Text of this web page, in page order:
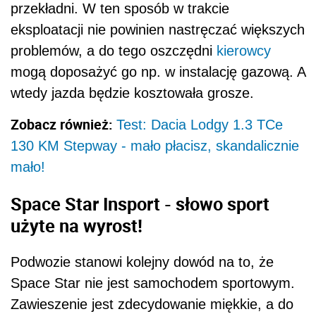
przekładni. W ten sposób w trakcie
eksploatacji nie powinien nastręczać większych
problemów, a do tego oszczędni kierowcy
mogą doposażyć go np. w instalację gazową. A
wtedy jazda będzie kosztowała grosze.
Zobacz również: Test: Dacia Lodgy 1.3 TCe
130 KM Stepway - mało płacisz, skandalicznie
mało!
Space Star Insport - słowo sport
użyte na wyrost!
Podwozie stanowi kolejny dowód na to, że
Space Star nie jest samochodem sportowym.
Zawieszenie jest zdecydowanie miękkie, a do